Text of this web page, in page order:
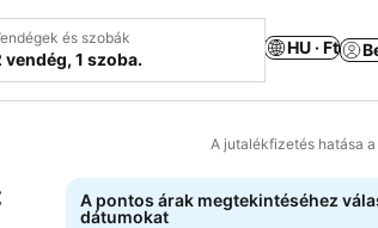
és szobák
vendég, 1 szoba.
HU · Ft
A jutalékfizetés hatása
Hozzáadás a kedvencekhez
A pontos árak megtekintéséhez
dátumokat